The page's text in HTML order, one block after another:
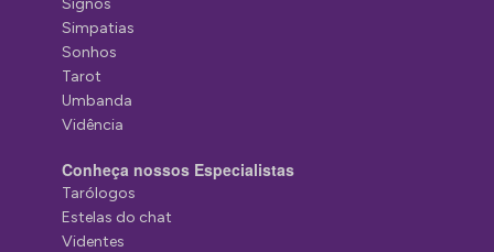
Simpatias
Sonhos
Tarot
Umbanda
Vidência
Conheça nossos Especialistas
Tarólogos
Estelas do chat
Videntes